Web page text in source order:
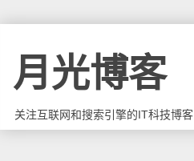
月光博客
关注互联网和搜索引擎的IT科技博客